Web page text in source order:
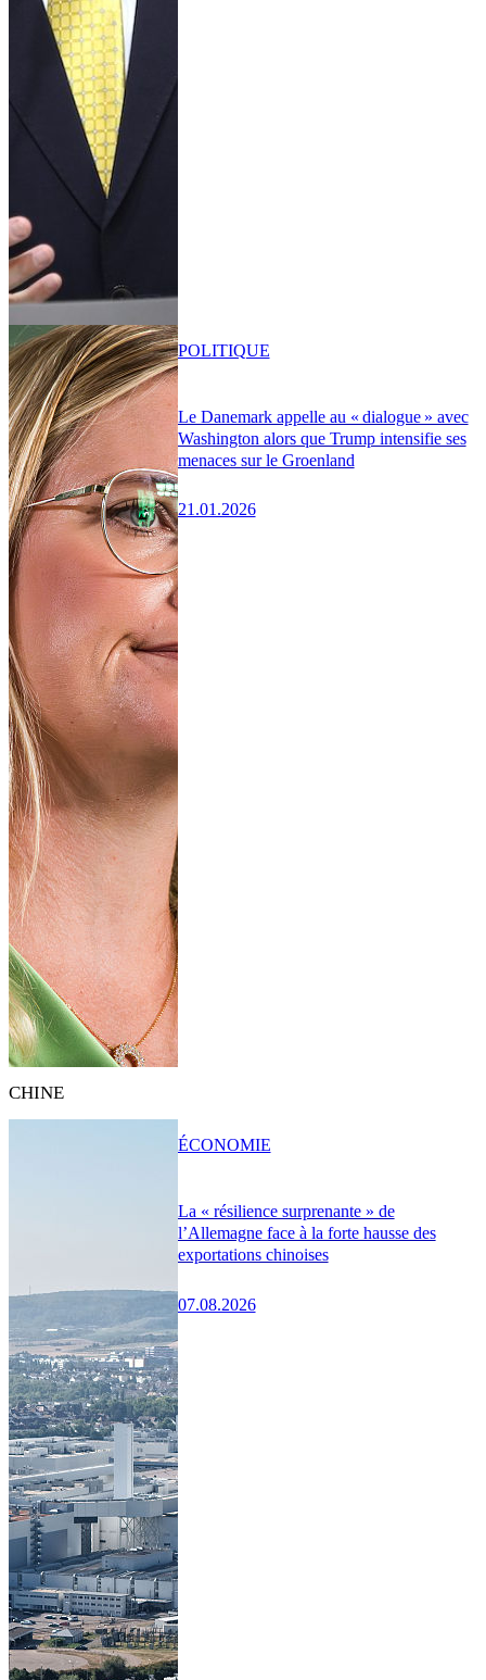
Le Danemark appelle au « dialogue » avec
Washington alors que Trump intensifie ses
menaces sur le Groenland
21.01.2026
POLITIQUE
CHINE
La « résilience surprenante » de
l’Allemagne face à la forte hausse des
exportations chinoises
07.08.2026
ÉCONOMIE